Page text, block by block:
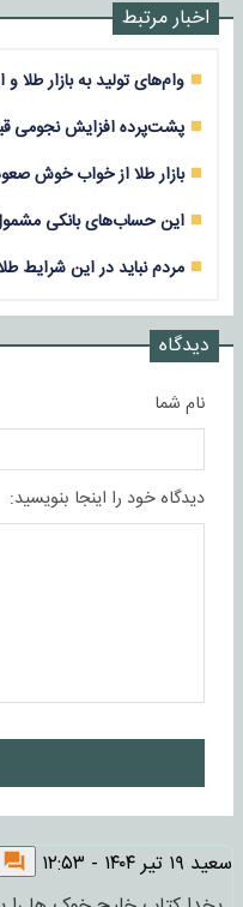
اخبار مرتبط
وام‌های تولید به بازار طلا
پشت‌پرده افزایش نجومی
بازار طلا از خواب خوش
این حساب‌های بانکی
مردم نباید در این شرایط
دیدگاه
نام شما
دیدگاه خود را اینجا بنویسید:
سعید ۱۹ تیر ۱۴۰۴ - ۱۲:۵۳